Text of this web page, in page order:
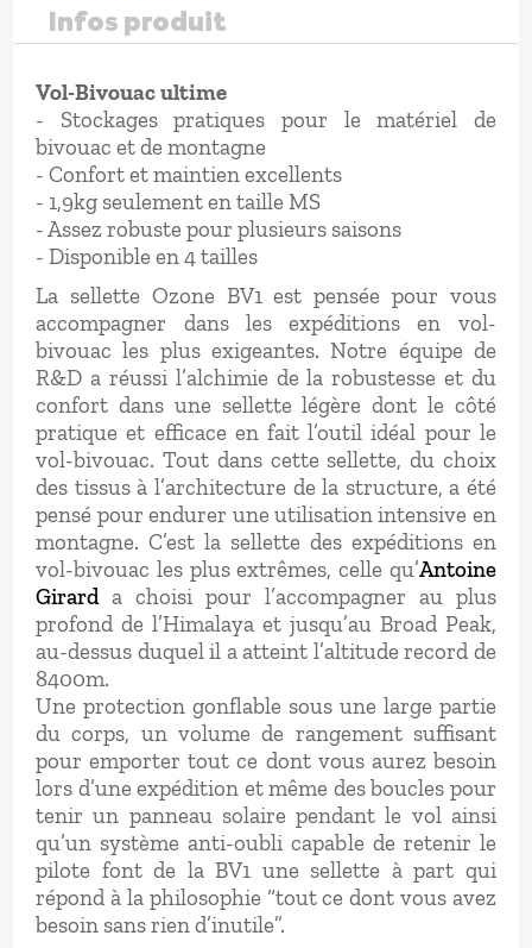
Infos produit
Vol-Bivouac ultime
- Stockages pratiques pour le matériel de
bivouac et de montagne
- Confort et maintien excellents
- 1,9kg seulement en taille MS
- Assez robuste pour plusieurs saisons
- Disponible en 4 tailles
La sellette Ozone BV1 est pensée pour vous
accompagner dans les expéditions en vol-
bivouac les plus exigeantes. Notre équipe de
R&D a réussi l’alchimie de la robustesse et du
confort dans une sellette légère dont le côté
pratique et efficace en fait l’outil idéal pour le
vol-bivouac. Tout dans cette sellette, du choix
des tissus à l’architecture de la structure, a été
pensé pour endurer une utilisation intensive en
montagne. C’est la sellette des expéditions en
vol-bivouac les plus extrêmes, celle qu’Antoine
Girarda choisi pour l’accompagner au plus
profond de l’Himalaya et jusqu’au Broad Peak,
au-dessus duquel il a atteint l’altitude record de
8400m.
Une protection gonflable sous une large partie
du corps, un volume de rangement suffisant
pour emporter tout ce dont vous aurez besoin
lors d’une expédition et même des boucles pour
tenir un panneau solaire pendant le vol ainsi
qu’un système anti-oubli capable de retenir le
pilote font de la BV1 une sellette à part qui
répond à la philosophie “tout ce dont vous avez
besoin sans rien d’inutile”.